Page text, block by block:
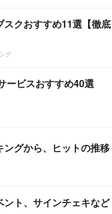
スクおすすめ11選【徹底
グ
ービスおすすめ40選
ングから、ヒットの推移
ント、サインチェキなど